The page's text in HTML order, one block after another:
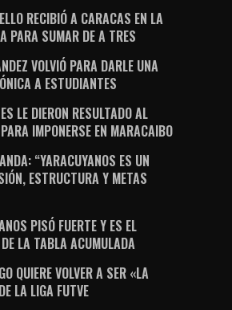
RECIBIÓ A CARACAS EN LA
PARA SUMAR DE A TRES
VOLVIÓ PARA DARLE UNA
A ESTUDIANTES
LE DIERON RESULTADO AL
IMPONERSE EN MARACAIBO
“YARACUYANOS ES UN
ESTRUCTURA Y METAS
PISÓ FUERTE Y ES EL
DE LA TABLA ACUMULADA
QUIERE VOLVER A SER «LA
LA LIGA FUTVE